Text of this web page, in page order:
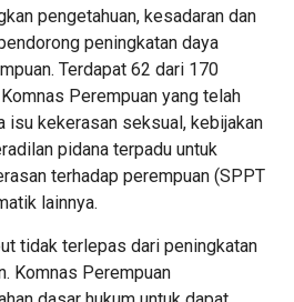
pengetahuan, kesadaran dan
peningkatan daya
Terdapat 62 dari 170
Perempuan yang telah
isu kekerasan seksual, kebijakan
pidana terpadu untuk
terhadap perempuan (SPPT
lainnya.
tidak terlepas dari peningkatan
Komnas Perempuan